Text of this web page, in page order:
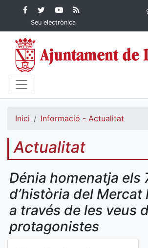
Contingut principalFacebook
Ajuntament de Dénia
Twitter
Ajuntament de
Dénia
YouTube
Ajuntament
de Dénia
Ajuntament
Seu electrònica
Inici Informació - Actualitat
Actualitat
Dénia homenatja els
d’història del
a través de les veus
protagonistes